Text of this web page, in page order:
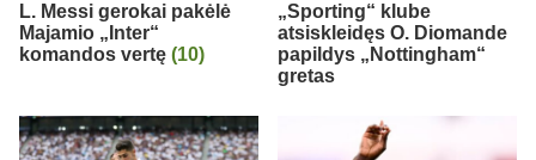
L. Messi gerokai pakėlė
Majamio „Inter“
komandos vertę (10)
„Sporting“ klube
atsiskleidęs O. Diomande
papildys „Nottingham“
gretas